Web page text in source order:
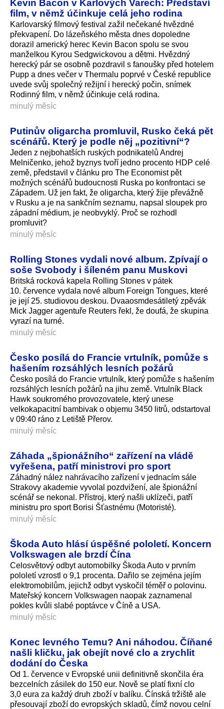
Kevin Bacon v Karlových Varech: Představí
film, v němž účinkuje celá jeho rodina
Karlovarský filmový festival zažil nečekané hvězdné
překvapení. Do lázeňského města dnes dopoledne
dorazil americký herec Kevin Bacon spolu se svou
manželkou Kyrou Sedgwickovou a dětmi. Hvězdný
herecký pár se osobně pozdravil s fanoušky před hotelem
Pupp a dnes večer v Thermalu poprvé v České republice
uvede svůj společný režijní i herecký počin, snímek
Rodinný film, v němž účinkuje celá rodina.
minulý měsíc
Putinův oligarcha promluvil, Rusko čeká pět
scénářů. Který je podle něj „pozitivní“?
Jeden z nejbohatších ruských podnikatelů Andrej
Melničenko, jehož byznys tvoří jedno procento HDP celé
země, představil v článku pro The Economist pět
možných scénářů budoucnosti Ruska po konfrontaci se
Západem. Už jen fakt, že oligarcha, který žije převážně
v Rusku a je na sankčním seznamu, napsal sloupek pro
západní médium, je neobvyklý. Proč se rozhodl
promluvit?
minulý měsíc
Rolling Stones vydali nové album. Zpívají o
soše Svobody i šíleném panu Muskovi
Britská rocková kapela Rolling Stones v pátek
10. července vydala nové album Foreign Tongues, které
je její 25. studiovou deskou. Dvaaosmdesátiletý zpěvák
Mick Jagger agentuře Reuters řekl, že doufá, že skupina
vyrazí na turné.
minulý měsíc
Česko posílá do Francie vrtulník, pomůže s
hašením rozsáhlých lesních požárů
Česko posílá do Francie vrtulník, který pomůže s hašením
rozsáhlých lesních požárů na jihu země. Vrtulník Black
Hawk soukromého provozovatele, který unese
velkokapacitní bambivak o objemu 3450 litrů, odstartoval
v 09:40 ráno z Letiště Přerov.
minulý měsíc
Záhada „špionážního“ zařízení na vládě
vyřešena, patří ministrovi pro sport
Záhadný nález nahrávacího zařízení v jednacím sále
Strakovy akademie vyvolal pozdvižení, ale špionážní
scénář se nekonal. Přístroj, který našli uklízeči, patří
ministru pro sport Borisi Šťastnému (Motoristé).
minulý měsíc
Škoda Auto hlásí úspěšné pololetí. Koncern
Volkswagen ale brzdí Čína
Celosvětový odbyt automobilky Škoda Auto v prvním
pololetí vzrostl o 9,1 procenta. Dařilo se zejména jejím
elektromobilům, jejichž odbyt vyskočil téměř o polovinu.
Mateřský koncern Volkswagen naopak zaznamenal
pokles kvůli slabé poptávce v Číně a USA.
minulý měsíc
Konec levného Temu? Ani náhodou. Číňané
našli kličku, jak obejít nové clo a zrychlit
dodání do Česka
Od 1. července v Evropské unii definitivně skončila éra
bezcelních zásilek do 150 eur. Nově se platí fixní clo
3,0 eura za každý druh zboží v balíku. Čínská tržiště ale
přesouvají zboží do evropských skladů, čímž novou celní